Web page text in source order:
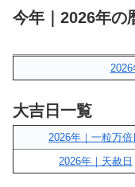
今年｜2026年の
大吉日一覧
2026年｜一粒万倍
2026年｜天赦日